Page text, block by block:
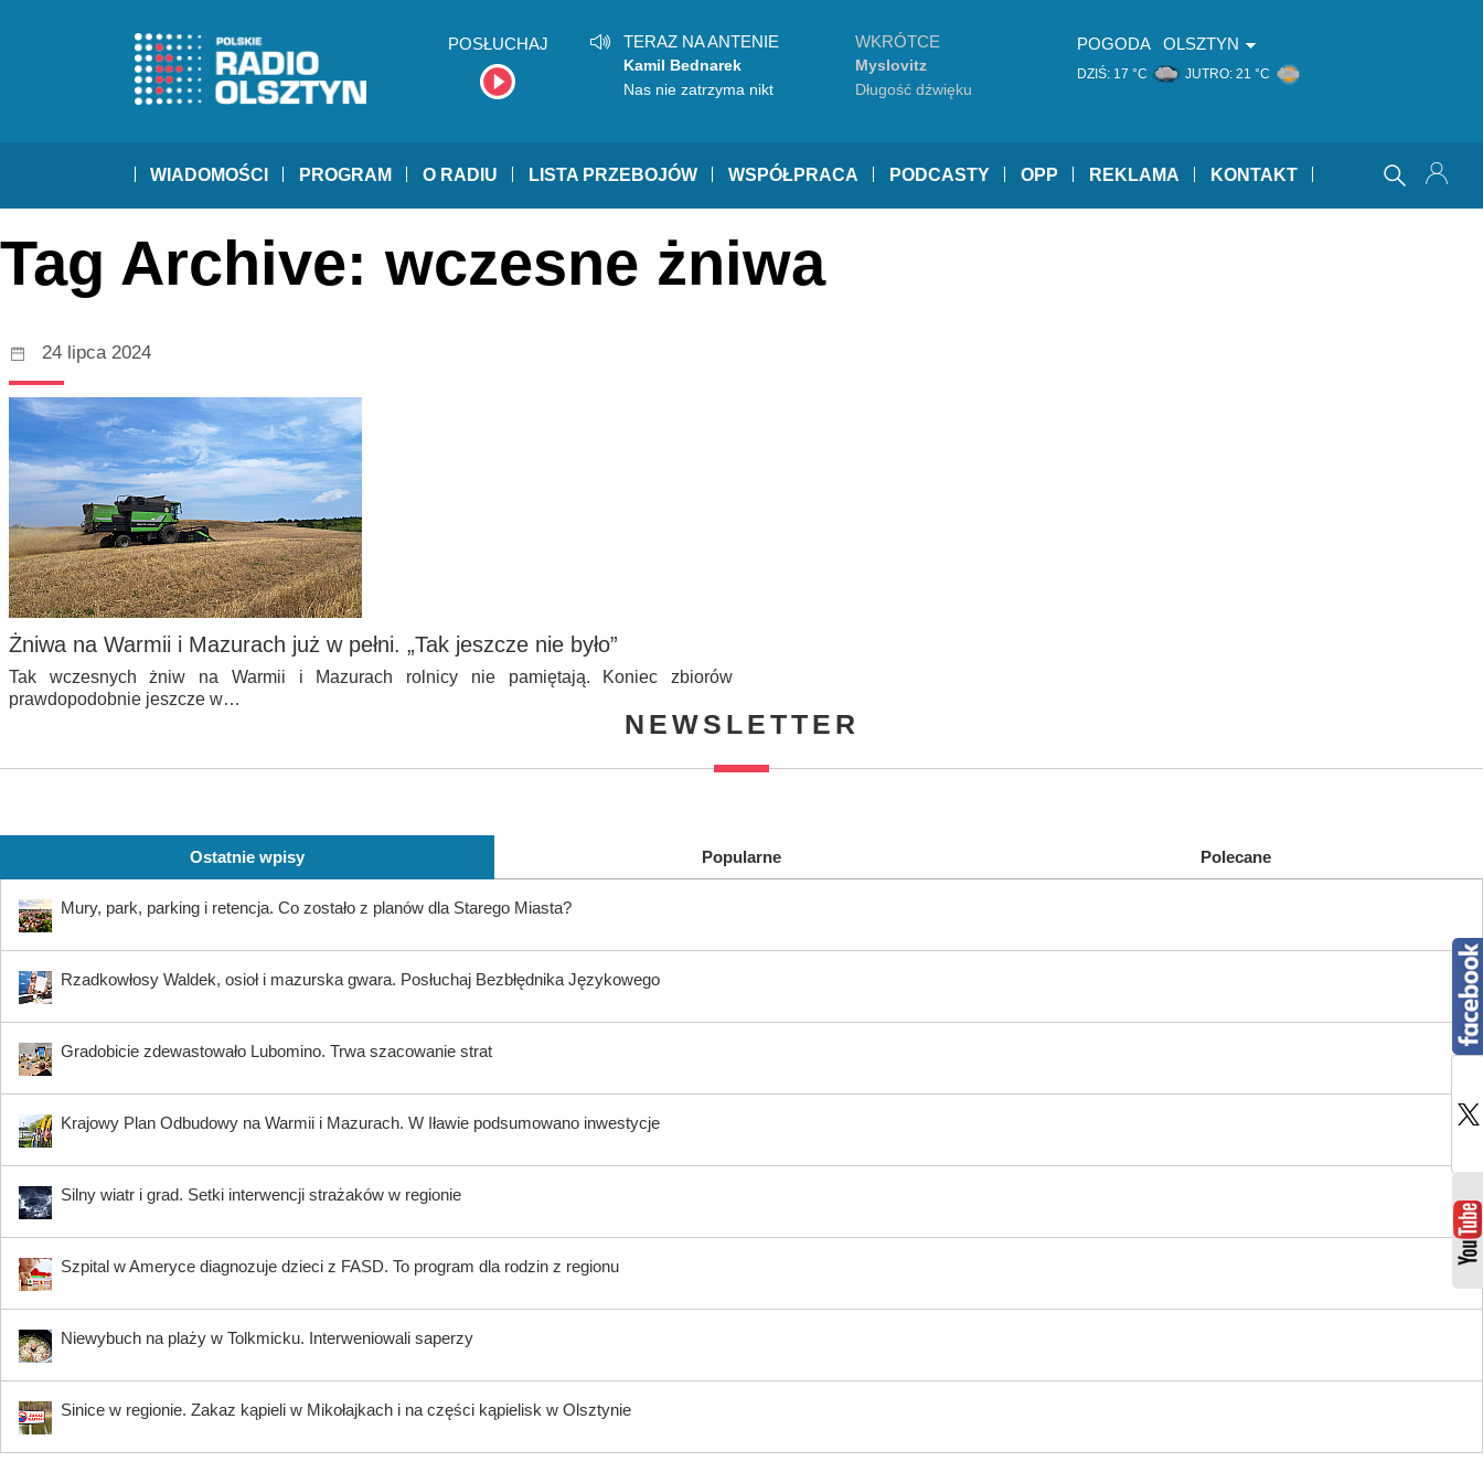
POSŁUCHAJ TERAZ NA ANTENIE
Kamil Bednarek
Nas nie zatrzyma nikt
WKRÓTCE
Myslovitz
Długość dźwięku
POGODA OLSZTYN
DZIŚ: 17 °C JUTRO: 21 °C
WIADOMOŚCI PROGRAM O RADIU LISTA PRZEBOJÓW WSPÓŁPRACA PODCASTY OPP REKLAMA KONTAKT
Tag Archive: wczesne żniwa
24 lipca 2024
Żniwa na Warmii i Mazurach już w pełni. „Tak jeszcze nie było”
Tak wczesnych żniw na Warmii i Mazurach rolnicy nie pamiętają. Koniec zbiorów
prawdopodobnie jeszcze w…
NEWSLETTER
Ostatnie wpisy Popularne Polecane
Mury, park, parking i retencja. Co zostało z planów dla Starego Miasta?
Rzadkowłosy Waldek, osioł i mazurska gwara. Posłuchaj Bezbłędnika Językowego
Gradobicie zdewastowało Lubomino. Trwa szacowanie strat
Krajowy Plan Odbudowy na Warmii i Mazurach. W Iławie podsumowano inwestycje
Silny wiatr i grad. Setki interwencji strażaków w regionie
Szpital w Ameryce diagnozuje dzieci z FASD. To program dla rodzin z regionu
Niewybuch na plaży w Tolkmicku. Interweniowali saperzy
Sinice w regionie. Zakaz kąpieli w Mikołajkach i na części kąpielisk w Olsztynie